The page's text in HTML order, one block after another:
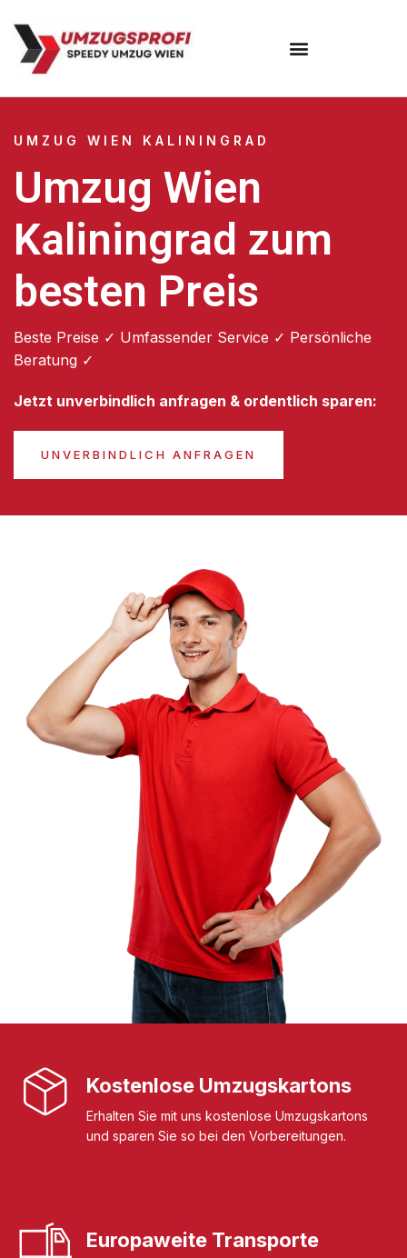
UMZUG WIEN KALININGRAD
Umzug Wien
Kaliningrad zum
besten Preis
Beste Preise ✓ Umfassender Service ✓ Persönliche
Beratung ✓
Jetzt unverbindlich anfragen & ordentlich sparen:
UNVERBINDLICH ANFRAGEN
Kostenlose Umzugskartons
Erhalten Sie mit uns kostenlose Umzugskartons
und sparen Sie so bei den Vorbereitungen.
Europaweite Transporte